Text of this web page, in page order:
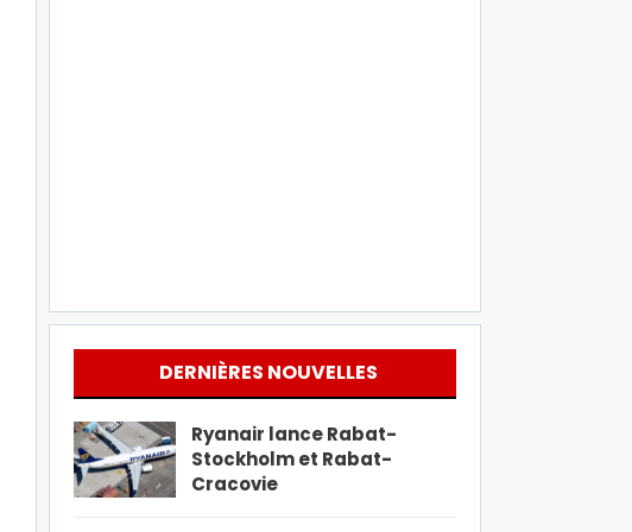
DERNIÈRES NOUVELLES
Ryanair lance Rabat-
Stockholm et Rabat-
Cracovie